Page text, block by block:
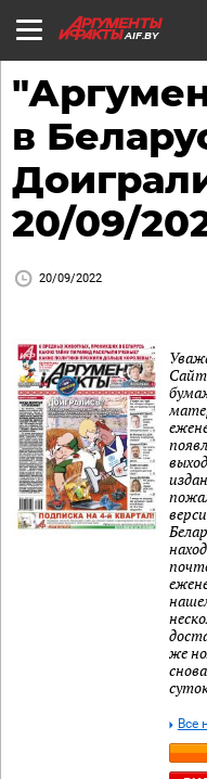
AIF.BY
в
20/09/
20/09/2022
Сайт
же
Все